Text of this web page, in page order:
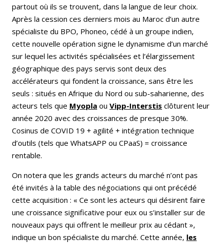
partout où ils se trouvent, dans la langue de leur choix.
Après la cession ces derniers mois au Maroc d’un autre
spécialiste du BPO, Phoneo, cédé à un groupe indien,
cette nouvelle opération signe le dynamisme d’un marché
sur lequel les activités spécialisées et l’élargissement
géographique des pays servis sont deux des
accélérateurs qui fondent la croissance, sans être les
seuls : situés en Afrique du Nord ou sub-saharienne, des
acteurs tels que Myopla ou Vipp-Interstis clôturent leur
année 2020 avec des croissances de presque 30%.
Cosinus de COVID 19 + agilité + intégration technique
d’outils (tels que WhatsAPP ou CPaaS) = croissance
rentable.
On notera que les grands acteurs du marché n’ont pas
été invités à la table des négociations qui ont précédé
cette acquisition : « Ce sont les acteurs qui désirent faire
une croissance significative pour eux ou s’installer sur de
nouveaux pays qui offrent le meilleur prix au cédant »,
indique un bon spécialiste du marché. Cette année, les